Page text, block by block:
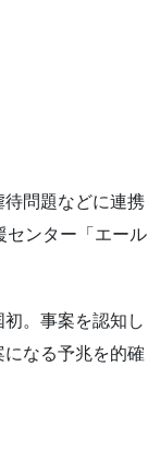
問題などに連携
センター「エール
。事案を認知し
なる予兆を的確